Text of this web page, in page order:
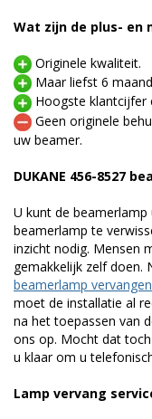
Wat zijn de plus- en
Originele kwaliteit.
Maar liefst 6
Hoogste klantcijfer
Geen originele
uw beamer.
DUKANE 456-8527
U kunt de
beamerlamp te
inzicht nodig. Mensen
gemakkelijk zelf doen.
beamerlamp vervangen
moet de installatie al
na het toepassen van
ons op. Mocht dat
u klaar om u
Lamp vervang